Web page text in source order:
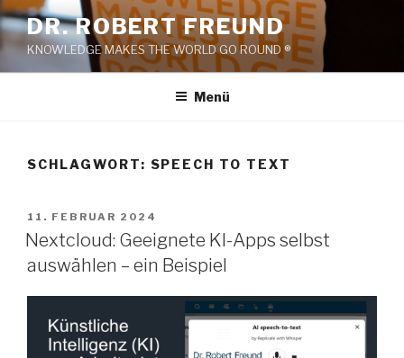
Zum
Inhalt
springen
DR. ROBERT FREUND
KNOWLEDGE MAKES THE WORLD GO ROUND ®
Menü
SCHLAGWORT: SPEECH TO TEXT
VERÖFFENTLICHT
AM
11. FEBRUAR 2024
Nextcloud: Geeignete KI-Apps selbst
auswählen – ein Beispiel